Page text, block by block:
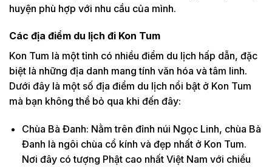
huyện phù hợp với nhu cầu của mình.
Các địa điểm du lịch đi Kon Tum
Kon Tum là một tỉnh có nhiều điểm du lịch hấp dẫn, đặc
biệt là những địa danh mang tính văn hóa và tâm linh.
Dưới đây là một số địa điểm du lịch nổi bật ở Kon Tum
mà bạn không thể bỏ qua khi đến đây:
Chùa Bà Đanh: Nằm trên đỉnh núi Ngọc Linh, chùa Bà
Đanh là ngôi chùa cổ kính và đẹp nhất ở Kon Tum.
Nơi đây có tượng Phật cao nhất Việt Nam với chiều